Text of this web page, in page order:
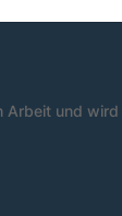
Arbeit und wird